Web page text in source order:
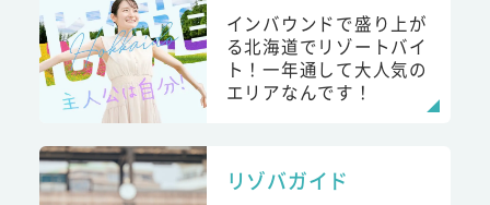
インバウンドで盛り上が
る北海道でリゾートバイ
ト！一年通して大人気の
エリアなんです！
リゾバガイド